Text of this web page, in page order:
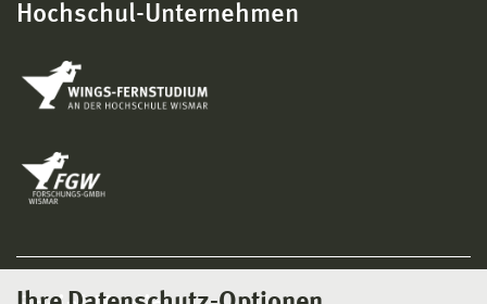
Hochschul-Unternehmen